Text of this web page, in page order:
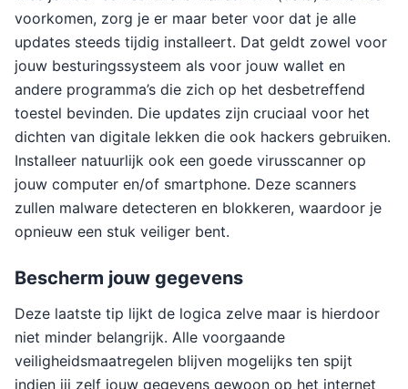
voorkomen, zorg je er maar beter voor dat je alle
updates steeds tijdig installeert. Dat geldt zowel voor
jouw besturingssysteem als voor jouw wallet en
andere programma’s die zich op het desbetreffend
toestel bevinden. Die updates zijn cruciaal voor het
dichten van digitale lekken die ook hackers gebruiken.
Installeer natuurlijk ook een goede virusscanner op
jouw computer en/of smartphone. Deze scanners
zullen malware detecteren en blokkeren, waardoor je
opnieuw een stuk veiliger bent.
Bescherm jouw gegevens
Deze laatste tip lijkt de logica zelve maar is hierdoor
niet minder belangrijk. Alle voorgaande
veiligheidsmaatregelen blijven mogelijks ten spijt
indien jij zelf jouw gegevens gewoon op het internet